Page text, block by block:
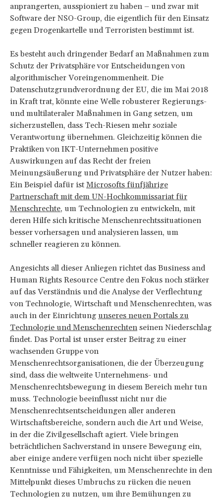
anprangerten, ausspioniert zu haben – und zwar mit
Software der NSO-Group, die eigentlich für den Einsatz
gegen Drogenkartelle und Terroristen bestimmt ist.
Es besteht auch dringender Bedarf an Maßnahmen zum
Schutz der Privatsphäre vor Entscheidungen von
algorithmischer Voreingenommenheit. Die
Datenschutzgrundverordnung der EU, die im Mai 2018
in Kraft trat, könnte eine Welle robusterer Regierungs-
und multilateraler Maßnahmen in Gang setzen, um
sicherzustellen, dass Tech-Riesen mehr soziale
Verantwortung übernehmen. Gleichzeitig können die
Praktiken von IKT-Unternehmen positive
Auswirkungen auf das Recht der freien
Meinungsäußerung und Privatsphäre der Nutzer haben:
Ein Beispiel dafür ist Microsofts fünfjährige
Partnerschaft mit dem UN-Hochkommissariat für
Menschrechte, um Technologien zu entwickeln, mit
deren Hilfe sich kritische Menschenrechtssituationen
besser vorhersagen und analysieren lassen, um
schneller reagieren zu können.
Angesichts all dieser Anliegen richtet das Business and
Human Rights Resource Centre den Fokus noch stärker
auf das Verständnis und die Analyse der Verflechtung
von Technologie, Wirtschaft und Menschenrechten, was
auch in der Einrichtung unseres neuen Portals zu
Technologie und Menschenrechten seinen Niederschlag
findet. Das Portal ist unser erster Beitrag zu einer
wachsenden Gruppe von
Menschenrechtsorganisationen, die der Überzeugung
sind, dass die weltweite Unternehmens- und
Menschenrechtsbewegung in diesem Bereich mehr tun
muss. Technologie beeinflusst nicht nur die
Menschenrechtsentscheidungen aller anderen
Wirtschaftsbereiche, sondern auch die Art und Weise,
in der die Zivilgesellschaft agiert. Viele bringen
beträchtlichen Sachverstand in unsere Bewegung ein,
aber einige andere verfügen noch nicht über spezielle
Kenntnisse und Fähigkeiten, um Menschenrechte in den
Mittelpunkt dieses Umbruchs zu rücken die neuen
Technologien zu nutzen, um ihre Bemühungen zu